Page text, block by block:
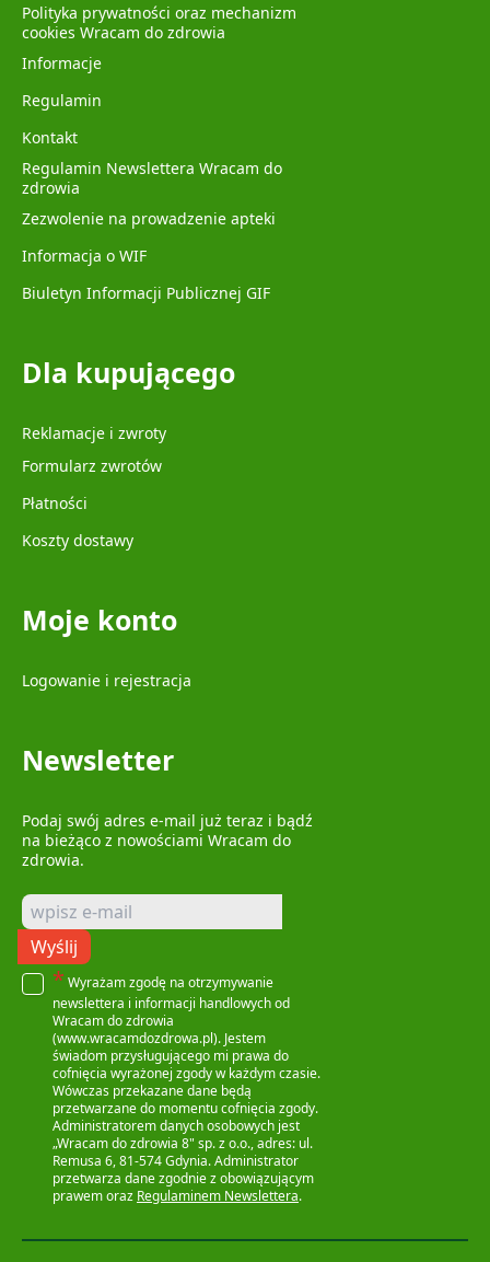
Polityka prywatności oraz mechanizm
cookies Wracam do zdrowia
Informacje
Regulamin
Kontakt
Regulamin Newslettera Wracam do
zdrowia
Zezwolenie na prowadzenie apteki
Informacja o WIF
Biuletyn Informacji Publicznej GIF
Dla kupującego
Reklamacje i zwroty
Formularz zwrotów
Płatności
Koszty dostawy
Moje konto
Logowanie i rejestracja
Newsletter
Podaj swój adres e-mail już teraz i bądź
na bieżąco z nowościami Wracam do
zdrowia.
Wyślij
* Wyrażam zgodę na otrzymywanie
newslettera i informacji handlowych od
Wracam do zdrowia
(www.wracamdozdrowa.pl). Jestem
świadom przysługującego mi prawa do
cofnięcia wyrażonej zgody w każdym czasie.
Wówczas przekazane dane będą
przetwarzane do momentu cofnięcia zgody.
Administratorem danych osobowych jest
„Wracam do zdrowia 8" sp. z o.o., adres: ul.
Remusa 6, 81-574 Gdynia. Administrator
przetwarza dane zgodnie z obowiązującym
prawem oraz Regulaminem Newslettera.